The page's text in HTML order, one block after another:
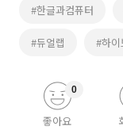
#한글과컴퓨터
#듀얼랩 #하이
좋아요
0